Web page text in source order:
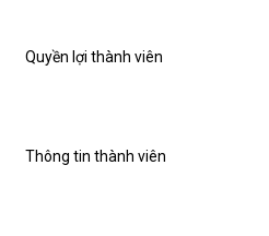
Quyền lợi thành viên
Thông tin thành viên